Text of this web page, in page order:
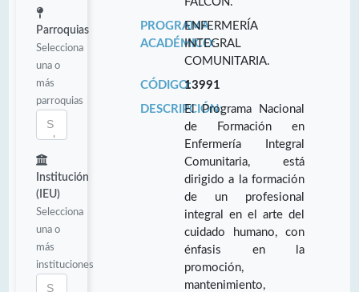
Parroquias
Selecciona
una o
más
parroquias
Institución
(IEU)
Selecciona
una o
más
instituciones
PROGRAMA
ACADÉMICO:
ENFERMERÍA
INTEGRAL
COMUNITARIA.
CÓDIGO:13991
DESCRIPCIÓN:El Programa Nacional
de Formación en
Enfermería Integral
Comunitaria, está
dirigido a la formación
de un profesional
integral en el arte del
cuidado humano, con
énfasis en la
promoción,
mantenimiento,